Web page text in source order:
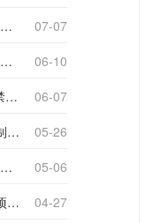
工业堆肥和家庭堆肥，有何不同？
07-07
雨季来了，你的快递袋扛得住吗？
06-10
上海垃圾分类3.0！多场所禁止使用一次性塑料袋；推动快递包装绿色转型
06-07
厚度仅0.006毫米！我国研制出超薄型全生物降解渗水地膜
05-26
印刷对生物降解塑料袋是否构成影响？
05-06
2026年10月1日起实施！3项生物降解能力检测新国标
04-27